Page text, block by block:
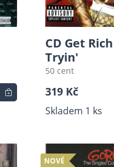
CD Get
Tryin'
50 cent
319 Kč
Skladem 1 ks
NOVÉ